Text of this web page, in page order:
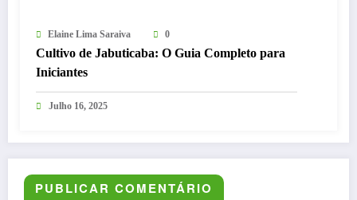
Elaine Lima Saraiva 0
Cultivo de Jabuticaba: O Guia Completo para
Iniciantes
Julho 16, 2025
PUBLICAR COMENTÁRIO